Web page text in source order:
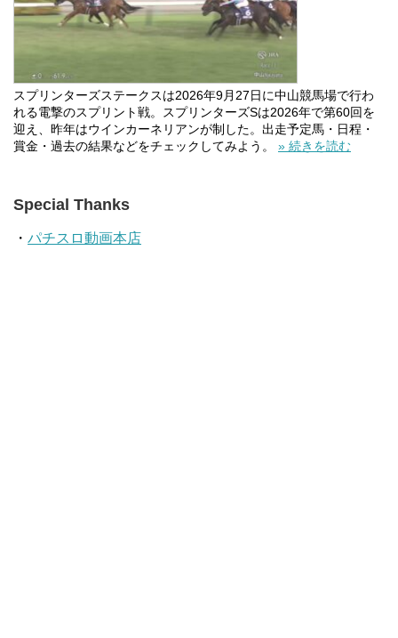
スプリンターズステークスは2026年9月27日に中山競馬場で行わ
れる電撃のスプリント戦。スプリンターズSは2026年で第60回を
迎え、昨年はウインカーネリアンが制した。出走予定馬・日程・
賞金・過去の結果などをチェックしてみよう。 » 続きを読む
Special Thanks
・ パチスロ動画本店